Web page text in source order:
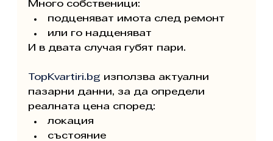
Много собственици:
подценяват имота след ремонт
или го надценяват
И в двата случая губят пари.
TopKvartiri.bg използва актуални
пазарни данни, за да определи
реалната цена според:
локация
състояние